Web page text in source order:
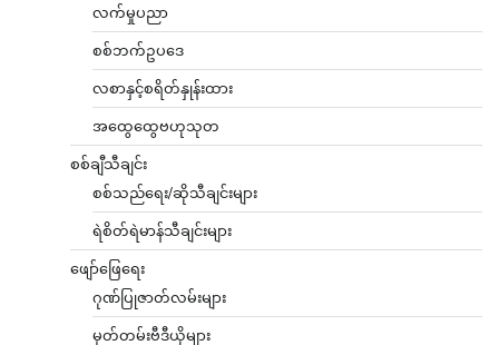
လက်မှုပညာ
စစ်ဘက်ဥပဒေ
လစာနှင့်စရိတ်နှုန်းထား
အထွေထွေဗဟုသုတ
စစ်ချီသီချင်း
စစ်သည်ရေး/ဆိုသီချင်းများ
ရဲစိတ်ရဲမာန်သီချင်းများ
ဖျော်ဖြေရေး
ဂုဏ်ပြုဇာတ်လမ်းများ
မှတ်တမ်းဗီဒီယိုများ